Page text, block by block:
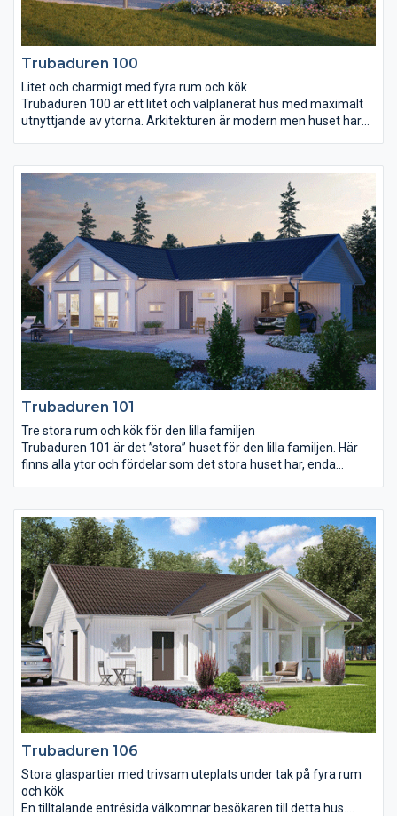
Trubaduren 100
Litet och charmigt med fyra rum och kök
Trubaduren 100 är ett litet och välplanerat hus med maximalt
utnyttjande av ytorna. Arkitekturen är modern men huset har
mot trädgårdssidan och spetsfönstret som går ända upp till det
öppna snedtaket skapar rikligt med ljus. Rundgångsmöjligheten
mellan hall, kök och vardagsrum ger huset ytterligare en
dimension. Tre sovrum, wc, badrum och ett rum för klädvård
med groventré gör huset praktiskt och funktionellt.
Trubaduren 101
Tre stora rum och kök för den lilla familjen
Trubaduren 101 är det ”stora” huset för den lilla familjen. Här
finns alla ytor och fördelar som det stora huset har, enda
både ett extra stort badrum och ett wc med dusch. Över
vardagsrum och kök breder ett öppet ryggåstak ut sig och de
höga spetsfönstren får rummen att bada i ljus. Notera att kök,
vardagsrum och terrassdörrar ligger mot framsidan.
Trubaduren 106
Stora glaspartier med trivsam uteplats under tak på fyra rum
och kök
En tilltalande entrésida välkomnar besökaren till detta hus.